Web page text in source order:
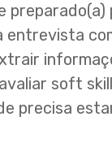
preparado(a)
entrevista
soft
precisa